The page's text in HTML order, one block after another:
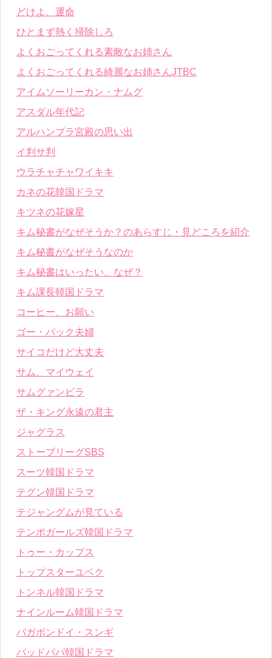
どけよ、運命
ひとまず熱く掃除しろ
よくおごってくれる素敵なお姉さん
よくおごってくれる綺麗なお姉さんJTBC
アイムソーリーカン・ナムグ
アスダル年代記
アルハンブラ宮殿の思い出
イ判サ判
ウラチャチャワイキキ
カネの花韓国ドラマ
キツネの花嫁星
キム秘書がなぜそうか？のあらすじ・見どころを紹介
キム秘書がなぜそうなのか
キム秘書はいったい、なぜ？
キム課長韓国ドラマ
コーヒー、お願い
ゴー・バック夫婦
サイコだけど大丈夫
サム、マイウェイ
サムグァンビラ
ザ・キング永遠の君主
ジャグラス
ストーブリーグSBS
スーツ韓国ドラマ
テグン韓国ドラマ
テジャングムが見ている
テンポガールズ韓国ドラマ
トゥー・カップス
トップスターユベク
トンネル韓国ドラマ
ナインルーム韓国ドラマ
バガボンドイ・スンギ
バッドパパ韓国ドラマ